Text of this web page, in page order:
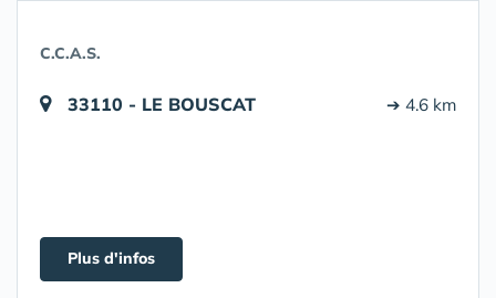
C.C.A.S.
33110 - LE BOUSCAT ➔ 4.6 km
Plus d'infos